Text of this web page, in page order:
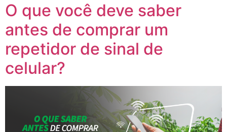
O que você deve saber
antes de comprar um
repetidor de sinal de
celular?